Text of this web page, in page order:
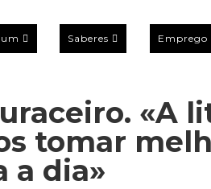
Saberes Emprego
«A
tomar
a dia»